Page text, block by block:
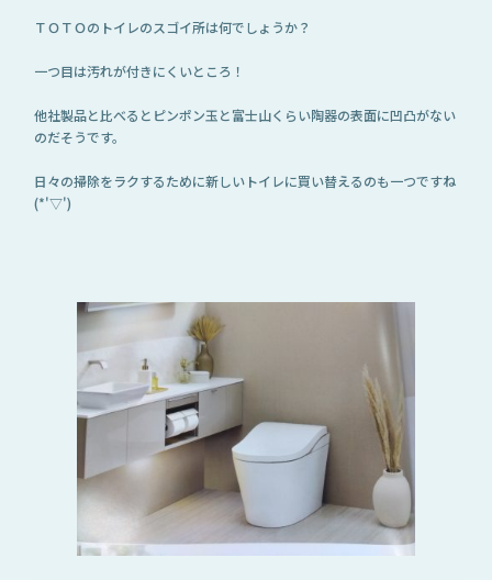
ＴＯＴＯのトイレのスゴイ所は何でしょうか？
一つ目は汚れが付きにくいところ！
他社製品と比べるとピンポン玉と富士山くらい陶器の表面に凹凸がない
のだそうです。
日々の掃除をラクするために新しいトイレに買い替えるのも一つですね
(*'▽')